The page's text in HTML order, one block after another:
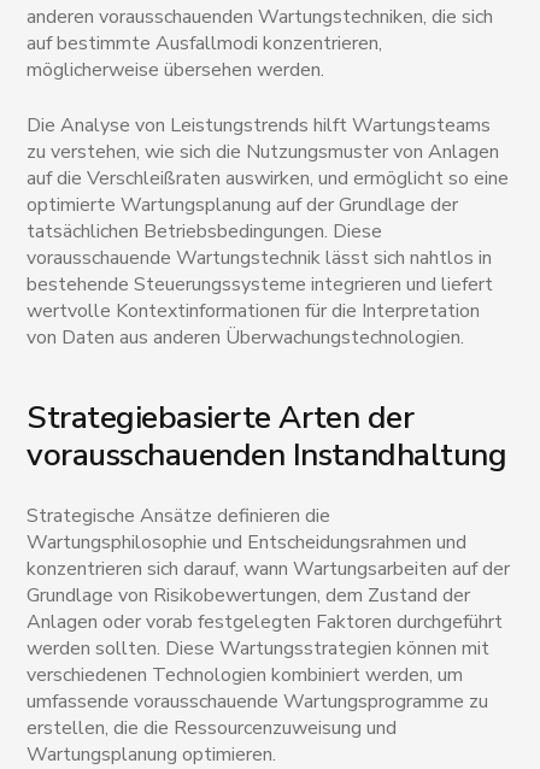
anderen vorausschauenden Wartungstechniken, die sich
auf bestimmte Ausfallmodi konzentrieren,
möglicherweise übersehen werden.
Die Analyse von Leistungstrends hilft Wartungsteams
zu verstehen, wie sich die Nutzungsmuster von Anlagen
auf die Verschleißraten auswirken, und ermöglicht so eine
optimierte Wartungsplanung auf der Grundlage der
tatsächlichen Betriebsbedingungen. Diese
vorausschauende Wartungstechnik lässt sich nahtlos in
bestehende Steuerungssysteme integrieren und liefert
wertvolle Kontextinformationen für die Interpretation
von Daten aus anderen Überwachungstechnologien.
Strategiebasierte Arten der
vorausschauenden Instandhaltung
Strategische Ansätze definieren die
Wartungsphilosophie und Entscheidungsrahmen und
konzentrieren sich darauf, wann Wartungsarbeiten auf der
Grundlage von Risikobewertungen, dem Zustand der
Anlagen oder vorab festgelegten Faktoren durchgeführt
werden sollten. Diese Wartungsstrategien können mit
verschiedenen Technologien kombiniert werden, um
umfassende vorausschauende Wartungsprogramme zu
erstellen, die die Ressourcenzuweisung und
Wartungsplanung optimieren.